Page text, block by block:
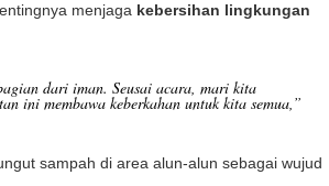
menjaga kebersihan lingkungan
dari iman. Seusai acara, mari kita
ini membawa keberkahan untuk kita semua,”
sampah di area alun-alun sebagai wujud